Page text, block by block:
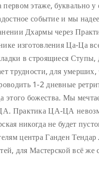
этаже, буквально у
событие и мы
Дхармы через
изготовления Ца-Ца
в строящиеся
трудности, для
1-2 дневные
божества. Мы
Практика ЦА-ЦА
никогда не будет
центра Ганден
для Мастерской всё